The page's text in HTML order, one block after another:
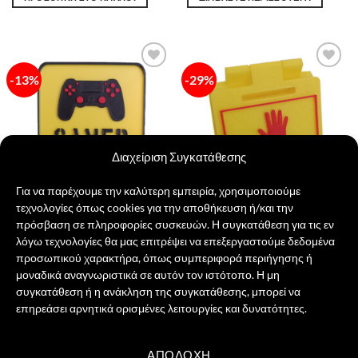
Διαχείριση Συγκατάθεσης
Για να παρέχουμε την καλύτερη εμπειρία, χρησιμοποιούμε
τεχνολογίες όπως cookies για την αποθήκευση ή/και την
πρόσβαση σε πληροφορίες συσκευών. Η συγκατάθεση για τις εν
λόγω τεχνολογίες θα μας επιτρέψει να επεξεργαστούμε δεδομένα
προσωπικού χαρακτήρα, όπως συμπεριφορά περιήγησης ή
μοναδικά αναγνωριστικά σε αυτόν τον ιστότοπο. Η μη
συγκατάθεση ή η ανάκληση της συγκατάθεσης, μπορεί να
επηρεάσει αρνητικά ορισμένες λειτουργίες και δυνατότητες.
ΑΠΟΔΟΧΉ
-13%
Πρόσθήκη
στην λίστα
επιθυμιών
Gamer Zone
15,00€ Original
price
15,00 €.
13,00€Η
τρέχουσα
τιμή
είναι:
13,00 €.
ΠΡΟΣΘΉΚΗ ΣΤΟ ΚΑΛΆΘΙ
-29%
Πρόσθήκη
στην λίστα
επιθυμιών
Online Gaming
7,00€ Original
price
7,00 €.
5,00€Η
τρέχουσα
τιμή
είναι:
5,00 €.
ΠΡΟΣΘΉΚΗ ΣΤΟ ΚΑΛΆΘΙ